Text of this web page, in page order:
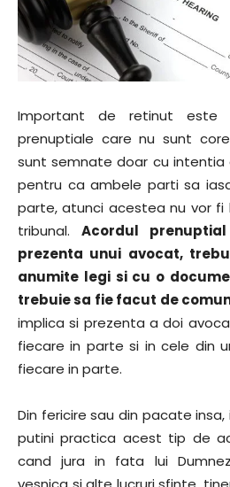
Important de retinut este
prenuptiale care nu sunt
sunt semnate doar cu intentia
pentru ca ambele parti sa
parte, atunci acestea nu vor fi
tribunal. Acordul
prezenta unui avocat,
anumite legi si cu o
trebuie sa fie facut de
implica si prezenta a doi
fiecare in parte si in cele din
fiecare in parte.
Din fericire sau din pacate
putini practica acest tip de
cand jura in fata lui